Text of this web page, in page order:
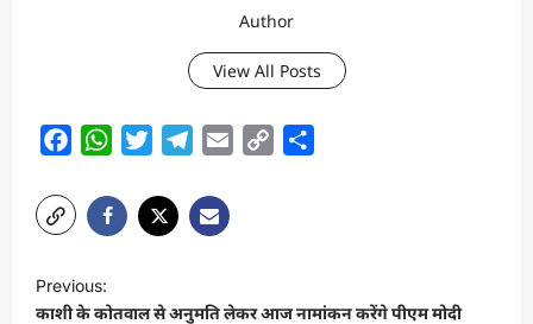
Author
View All Posts
FacebookWhatsAppTwitterTelegram
Email
Copy
o
Previous:
काशी के कोतवाल से अनुमति लेकर आज नामांकन करेंगे पीएम मोदी